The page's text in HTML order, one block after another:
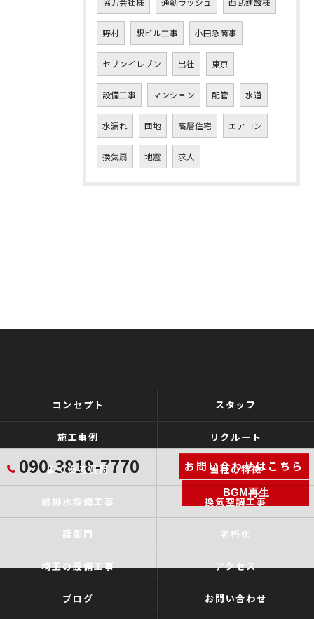
野村 駅ビル工事 小田急商事
セブンイレブン 出社 東京
設備工事 マンション 配管 水道
水漏れ 団地 高層住宅 エアコン
換気扇 地震 求人
090-3818-7770 お問い合わせはこちら
BGM再生
コンセプト スタッフ
施工事例 リクルート
よくある質問 当社の特徴
給排水設備工事 換気空調工事
護衛門 老朽化
埼玉の設備工事 アクセス
ブログ お問い合わせ